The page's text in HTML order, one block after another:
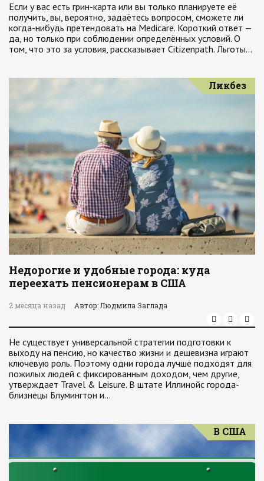
Если у вас есть грин-карта или вы только планируете её
получить, вы, вероятно, задаётесь вопросом, сможете ли
когда-нибудь претендовать на Medicare. Короткий ответ —
да, но только при соблюдении определённых условий. О
том, что это за условия, рассказывает Citizenpath. Льготы…
Ликбез
Недорогие и удобные города: куда
переехать пенсионерам в США
2 месяца назад Автор: Людмила Заглада
Не существует универсальной стратегии подготовки к
выходу на пенсию, но качество жизни и дешевизна играют
ключевую роль. Поэтому одни города лучше подходят для
пожилых людей с фиксированным доходом, чем другие,
утверждает Travel & Leisure. В штате Иллинойс города-
близнецы Блумингтон и…
В США